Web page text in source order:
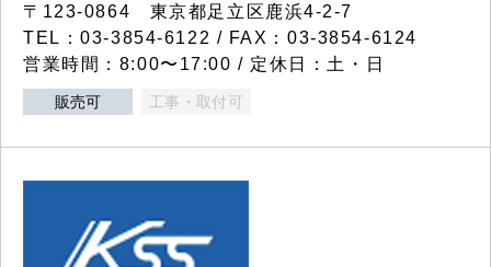
〒123-0864 東京都足立区鹿浜4-2-7
TEL：03-3854-6122 / FAX：03-3854-6124
営業時間：8:00〜17:00 / 定休日：土・日
販売可 工事・取付可